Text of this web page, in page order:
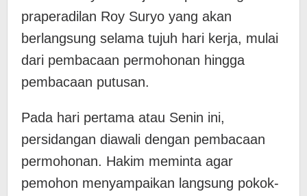
praperadilan Roy Suryo yang akan
berlangsung selama tujuh hari kerja, mulai
dari pembacaan permohonan hingga
pembacaan putusan.
Pada hari pertama atau Senin ini,
persidangan diawali dengan pembacaan
permohonan. Hakim meminta agar
pemohon menyampaikan langsung pokok-